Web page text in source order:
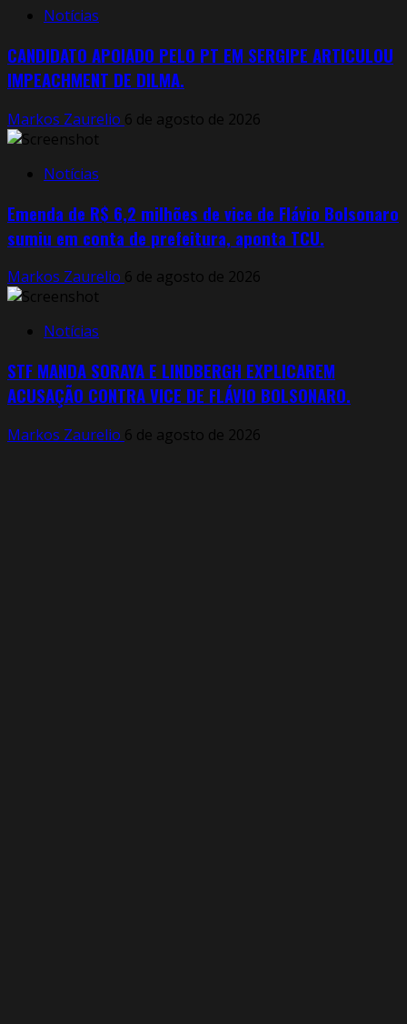
Notícias
CANDIDATO APOIADO PELO PT EM SERGIPE ARTICULOU
IMPEACHMENT DE DILMA.
Markos Zaurelio 6 de agosto de 2026
Notícias
Emenda de R$ 6,2 milhões de vice de Flávio Bolsonaro
sumiu em conta de prefeitura, aponta TCU.
Markos Zaurelio 6 de agosto de 2026
Notícias
STF MANDA SORAYA E LINDBERGH EXPLICAREM
ACUSAÇÃO CONTRA VICE DE FLÁVIO BOLSONARO.
Markos Zaurelio 6 de agosto de 2026